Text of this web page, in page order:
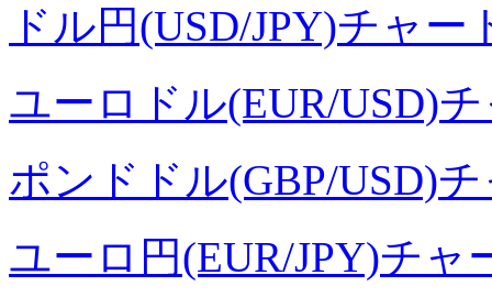
ドル円(USD/JPY)チャー
ユーロドル(EUR/USD)
ポンドドル(GBP/USD)
ユーロ円(EUR/JPY)チャ